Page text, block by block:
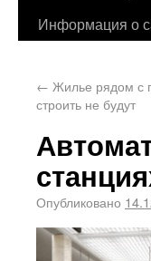
Информация о
← Жилье рядом с
строить не будут
Опубликовано